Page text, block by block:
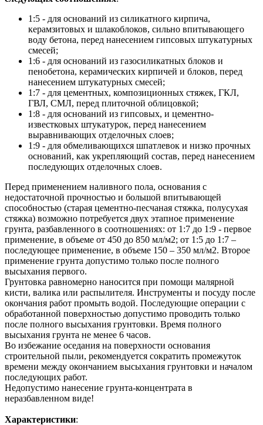
1:5 - для оснований из силикатного кирпича,
керамзитовых и шлакоблоков, сильно впитывающего
воду бетона, перед нанесением гипсовых штукатурных
смесей;
1:6 - для оснований из газосиликатных блоков и
пенобетона, керамических кирпичей и блоков, перед
нанесением штукатурных смесей;
1:7 - для цементных, композиционных стяжек, ГКЛ,
ГВЛ, СМЛ, перед плиточной облицовкой;
1:8 - для оснований из гипсовых, и цементно-
известковых штукатурок, перед нанесением
выравнивающих отделочных слоев;
1:9 - для обмеливающихся шпатлевок и низко прочных
оснований, как укрепляющий состав, перед нанесением
последующих отделочных слоев.
Перед применением наливного пола, основания с
недостаточной прочностью и большой впитывающей
способностью (старая цементно-песчаная стяжка, полусухая
стяжка) возможно потребуется двух этапное применение
грунта, разбавленного в соотношениях: от 1:7 до 1:9 - первое
применение, в объеме от 450 до 850 мл/м2; от 1:5 до 1:7 –
последующее применение, в объеме 150 – 350 мл/м2. Второе
применение грунта допустимо только после полного
высыхания первого.
Грунтовка равномерно наносится при помощи малярной
кисти, валика или распылителя. Инструменты и посуду после
окончания работ промыть водой. Последующие операции с
обработанной поверхностью допустимо проводить только
после полного высыхания грунтовки. Время полного
высыхания грунта не менее 6 часов.
Во избежание оседания на поверхности основания
строительной пыли, рекомендуется сократить промежуток
времени между окончанием высыхания грунтовки и началом
последующих работ.
Недопустимо нанесение грунта-концентрата в
неразбавленном виде!
Характеристики: